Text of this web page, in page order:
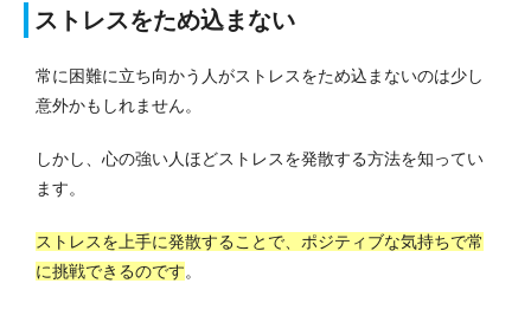
ストレスをため込まない
常に困難に立ち向かう人がストレスをため込まないのは少し
意外かもしれません。
しかし、心の強い人ほどストレスを発散する方法を知ってい
ます。
ストレスを上手に発散することで、ポジティブな気持ちで常
に挑戦できるのです。